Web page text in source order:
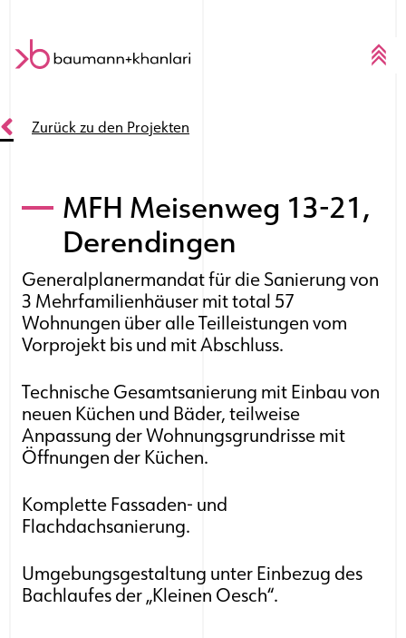
Zurück zu den Projekten
MFH Meisenweg 13-21,
Derendingen
Generalplanermandat für die Sanierung von
3 Mehrfamilienhäuser mit total 57
Wohnungen über alle Teilleistungen vom
Vorprojekt bis und mit Abschluss.
Technische Gesamtsanierung mit Einbau von
neuen Küchen und Bäder, teilweise
Anpassung der Wohnungsgrundrisse mit
Öffnungen der Küchen.
Komplette Fassaden- und
Flachdachsanierung.
Umgebungsgestaltung unter Einbezug des
Bachlaufes der „Kleinen Oesch“.